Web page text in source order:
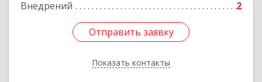
Внедрений 2
Отправить заявку
Показать контакты
Отправить заявку
Назад